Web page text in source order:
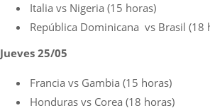
Italia vs Nigeria (15 horas)
República Dominicana vs Brasil (18
Jueves 25/05
Francia vs Gambia (15 horas)
Honduras vs Corea (18 horas)